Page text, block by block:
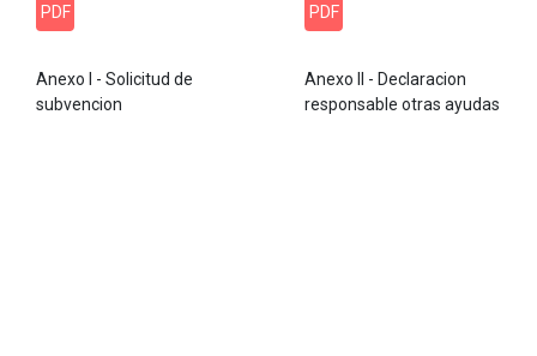
PDF
Anexo I - Solicitud de
subvencion
PDF
Anexo II - Declaracion
responsable otras ayudas